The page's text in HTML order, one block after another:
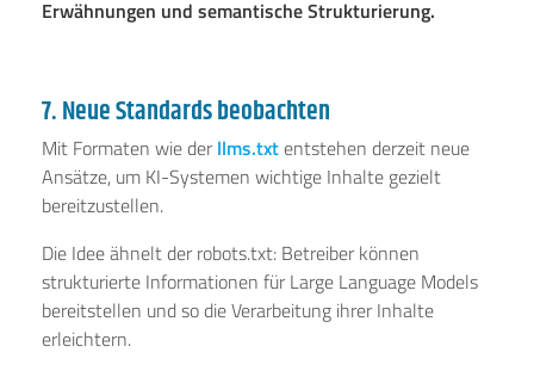
Erwähnungen und semantische Strukturierung.
7. Neue Standards beobachten
Mit Formaten wie derllms.txtentstehen derzeit neue
Ansätze, um KI-Systemen wichtige Inhalte gezielt
bereitzustellen.
Die Idee ähnelt der robots.txt: Betreiber können
strukturierte Informationen für Large Language Models
bereitstellen und so die Verarbeitung ihrer Inhalte
erleichtern.